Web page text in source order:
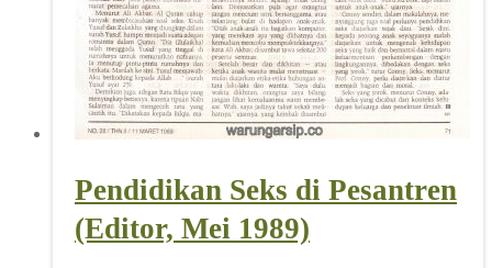
Pendidikan Seks di Pesantren
(Editor, Mei 1989)